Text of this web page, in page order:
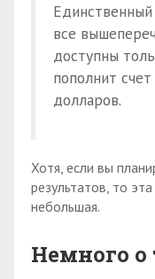
все
доступны
пополнит
долларов.
Хотя, если вы
результатов, то
небольшая.
Немного о